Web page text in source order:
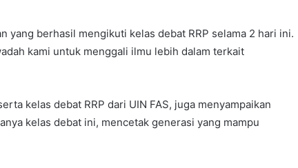
yang berhasil mengikuti kelas debat RRP selama 2 hari ini.
kami untuk menggali ilmu lebih dalam terkait
kelas debat RRP dari UIN FAS, juga menyampaikan
kelas debat ini, mencetak generasi yang mampu